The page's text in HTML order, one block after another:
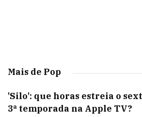
Mais de Pop
'Silo': que horas estreia o
3ª temporada na Apple TV?